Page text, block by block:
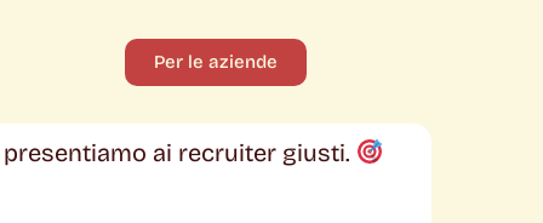
Per le aziende
ai recruiter giusti.